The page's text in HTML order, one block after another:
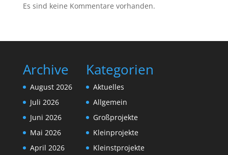
Es sind keine Kommentare vorhanden.
Archive
August 2026
Juli 2026
Juni 2026
Mai 2026
April 2026
Kategorien
Aktuelles
Allgemein
Großprojekte
Kleinprojekte
Kleinstprojekte